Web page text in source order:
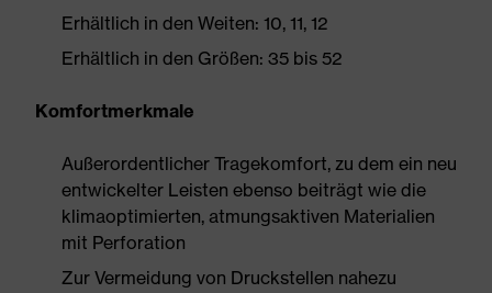
Erhältlich in den Weiten: 10, 11, 12
Erhältlich in den Größen: 35 bis 52
Komfortmerkmale
Außerordentlicher Tragekomfort, zu dem ein neu
entwickelter Leisten ebenso beiträgt wie die
klimaoptimierten, atmungsaktiven Materialien
mit Perforation
Zur Vermeidung von Druckstellen nahezu